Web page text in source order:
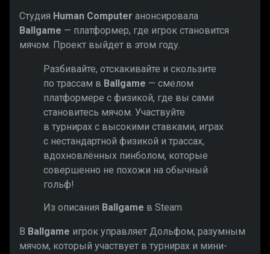
Студия Human Computer анонсировала
Ballgame — платформер, где игрок становится
мячом. Проект выйдет в этом году.
Разбивайте, отскакивайте и скользите
по трассам в Ballgame — смелом
платформере с физикой, где вы сами
становитесь мячом. Участвуйте
в турнирах с высокими ставками, играх
с нестандартной физикой и трассах,
вдохновлённых пинболом, которые
совершенно не похожи на обычный
гольф!
Из описания Ballgame в Steam
В Ballgame игрок управляет Дольфом, разумным
мячом, который участвует в турнирах и мини-